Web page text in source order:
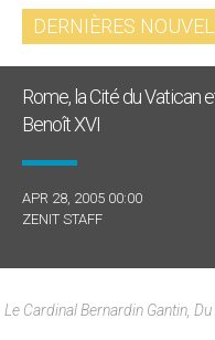
DERNIÈRES
Rome, la Cité du Vatican
Benoît XVI
APR 28, 2005 00:00
ZENIT STAFF
Le Cardinal Bernardin Gantin,